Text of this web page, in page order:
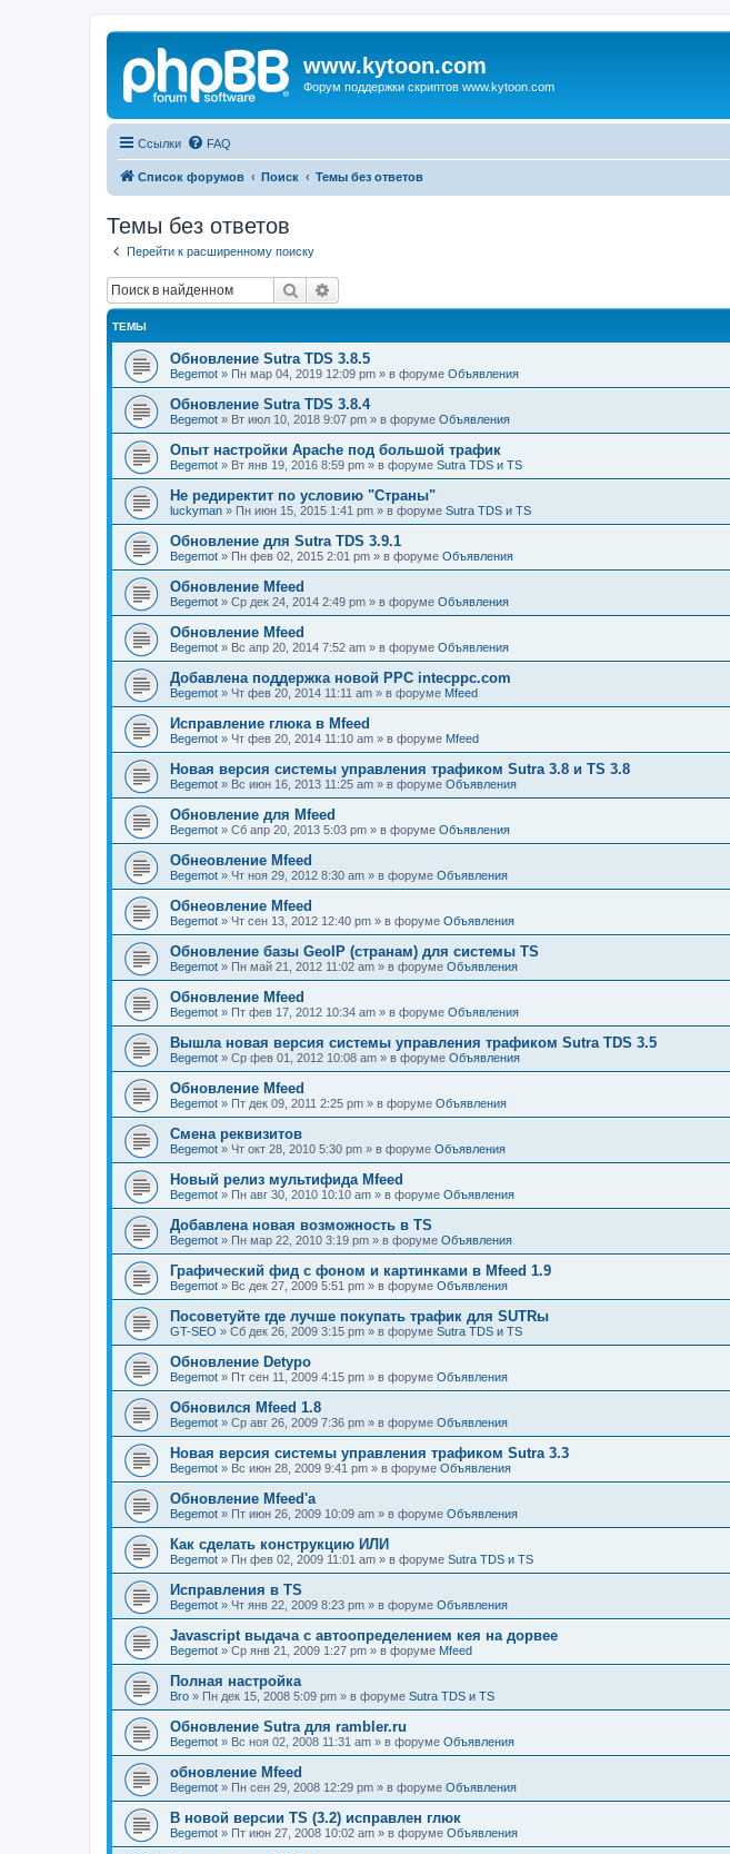
www.kytoon.com
Форум поддержки скриптов www.kytoon.com
Ссылки FAQ
Список форумов Поиск Темы без ответов
Темы без ответов
Перейти к расширенному поиску
Поиск
ТЕМЫ
Обновление Sutra TDS 3.8.5
Begemot » Пн мар 04, 2019 12:09 pm » в форуме Объявления
Обновление Sutra TDS 3.8.4
Begemot » Вт июл 10, 2018 9:07 pm » в форуме Объявления
Опыт настройки Apache под большой трафик
Begemot » Вт янв 19, 2016 8:59 pm » в форуме Sutra TDS и TS
Не редиректит по условию "Страны"
luckyman » Пн июн 15, 2015 1:41 pm » в форуме Sutra TDS и TS
Обновление для Sutra TDS 3.9.1
Begemot » Пн фев 02, 2015 2:01 pm » в форуме Объявления
Обновление Mfeed
Begemot » Ср дек 24, 2014 2:49 pm » в форуме Объявления
Обновление Mfeed
Begemot » Вс апр 20, 2014 7:52 am » в форуме Объявления
Добавлена поддержка новой PPC intecppc.com
Begemot » Чт фев 20, 2014 11:11 am » в форуме Mfeed
Исправление глюка в Mfeed
Begemot » Чт фев 20, 2014 11:10 am » в форуме Mfeed
Новая версия системы управления трафиком Sutra 3.8 и TS 3.8
Begemot » Вс июн 16, 2013 11:25 am » в форуме Объявления
Обновление для Mfeed
Begemot » Сб апр 20, 2013 5:03 pm » в форуме Объявления
Обнеовление Mfeed
Begemot » Чт ноя 29, 2012 8:30 am » в форуме Объявления
Обнеовление Mfeed
Begemot » Чт сен 13, 2012 12:40 pm » в форуме Объявления
Обновление базы GeoIP (странам) для системы TS
Begemot » Пн май 21, 2012 11:02 am » в форуме Объявления
Обновление Mfeed
Begemot » Пт фев 17, 2012 10:34 am » в форуме Объявления
Вышла новая версия системы управления трафиком Sutra TDS 3.5
Begemot » Ср фев 01, 2012 10:08 am » в форуме Объявления
Обновление Mfeed
Begemot » Пт дек 09, 2011 2:25 pm » в форуме Объявления
Смена реквизитов
Begemot » Чт окт 28, 2010 5:30 pm » в форуме Объявления
Новый релиз мультифида Mfeed
Begemot » Пн авг 30, 2010 10:10 am » в форуме Объявления
Добавлена новая возможность в TS
Begemot » Пн мар 22, 2010 3:19 pm » в форуме Объявления
Графический фид с фоном и картинками в Mfeed 1.9
Begemot » Вс дек 27, 2009 5:51 pm » в форуме Объявления
Посоветуйте где лучше покупать трафик для SUTRы
GT-SEO » Сб дек 26, 2009 3:15 pm » в форуме Sutra TDS и TS
Обновление Detypo
Begemot » Пт сен 11, 2009 4:15 pm » в форуме Объявления
Обновился Mfeed 1.8
Begemot » Ср авг 26, 2009 7:36 pm » в форуме Объявления
Новая версия системы управления трафиком Sutra 3.3
Begemot » Вс июн 28, 2009 9:41 pm » в форуме Объявления
Обновление Mfeed'а
Begemot » Пт июн 26, 2009 10:09 am » в форуме Объявления
Как сделать конструкцию ИЛИ
Begemot » Пн фев 02, 2009 11:01 am » в форуме Sutra TDS и TS
Исправления в TS
Begemot » Чт янв 22, 2009 8:23 pm » в форуме Объявления
Javascript выдача с автоопределением кея на дорвее
Begemot » Ср янв 21, 2009 1:27 pm » в форуме Mfeed
Полная настройка
Bro » Пн дек 15, 2008 5:09 pm » в форуме Sutra TDS и TS
Обновление Sutra для rambler.ru
Begemot » Вс ноя 02, 2008 11:31 am » в форуме Объявления
обновление Mfeed
Begemot » Пн сен 29, 2008 12:29 pm » в форуме Объявления
В новой версии TS (3.2) исправлен глюк
Begemot » Пт июн 27, 2008 10:02 am » в форуме Объявления